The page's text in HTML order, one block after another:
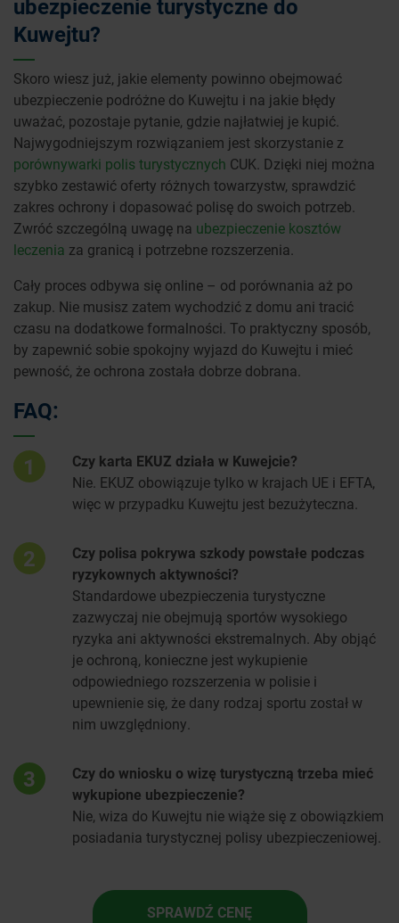
ubezpieczenie turystyczne do
Kuwejtu?
Skoro wiesz już, jakie elementy powinno obejmować
ubezpieczenie podróżne do Kuwejtu i na jakie błędy
uważać, pozostaje pytanie, gdzie najłatwiej je kupić.
Najwygodniejszym rozwiązaniem jest skorzystanie z
porównywarki polis turystycznych CUK. Dzięki niej można
szybko zestawić oferty różnych towarzystw, sprawdzić
zakres ochrony i dopasować polisę do swoich potrzeb.
Zwróć szczególną uwagę na ubezpieczenie kosztów
leczenia za granicą i potrzebne rozszerzenia.
Cały proces odbywa się online – od porównania aż po
zakup. Nie musisz zatem wychodzić z domu ani tracić
czasu na dodatkowe formalności. To praktyczny sposób,
by zapewnić sobie spokojny wyjazd do Kuwejtu i mieć
pewność, że ochrona została dobrze dobrana.
FAQ:
1
Czy karta EKUZ działa w Kuwejcie?
Nie. EKUZ obowiązuje tylko w krajach UE i EFTA,
więc w przypadku Kuwejtu jest bezużyteczna.
2
Czy polisa pokrywa szkody powstałe podczas
ryzykownych aktywności?
Standardowe ubezpieczenia turystyczne
zazwyczaj nie obejmują sportów wysokiego
ryzyka ani aktywności ekstremalnych. Aby objąć
je ochroną, konieczne jest wykupienie
odpowiedniego rozszerzenia w polisie i
upewnienie się, że dany rodzaj sportu został w
nim uwzględniony.
3
Czy do wniosku o wizę turystyczną trzeba mieć
wykupione ubezpieczenie?
Nie, wiza do Kuwejtu nie wiąże się z obowiązkiem
posiadania turystycznej polisy ubezpieczeniowej.
SPRAWDŹ CENĘ